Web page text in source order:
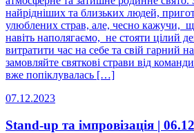
найрідніших та близьких людей,
улюблених страв, але, чесно кажучи,
навіть наполягаємо, не стояти цілий
витратити час на себе та свій гарний
замовляйте святкові страви від
вже попіклувалась […]
07.12.2023
Stand-up та імпровізація | 06.12